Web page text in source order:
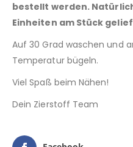
bestellt werden.
Einheiten am Stück
Auf 30 Grad waschen und
Temperatur bügeln.
Viel Spaß beim Nähen!
Dein Zierstoff Team